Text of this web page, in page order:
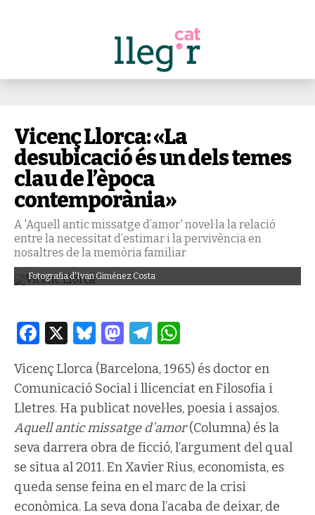
Vicenç Llorca: «La
desubicació és un dels temes
clau de l’època
contemporània»
A 'Aquell antic missatge d’amor' novel·la la relació
entre la necessitat d’estimar i la pervivència en
nosaltres de la memòria familiar
Fotografia d'Ivan Giménez Costa
Facebook
X Bluesky
Mastodon
Telegram
Vicenç Llorca (Barcelona, 1965) és doctor en
Comunicació Social i llicenciat en Filosofia i
Lletres. Ha publicat novel·les, poesia i assajos.
Aquell antic missatge d’amor(Columna) és la
seva darrera obra de ficció, l’argument del qual
se situa al 2011. En Xavier Rius, economista, es
queda sense feina en el marc de la crisi
econòmica. La seva dona l’acaba de deixar, de